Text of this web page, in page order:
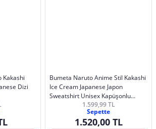
Kakashi
Dizi
Bumeta Naruto Anime Stil Kakashi
Ice Cream Japanese Japon
Sweatshirt Unisex Kapüşonlu
1.599,99 TL
Sepette
1.520,00 TL